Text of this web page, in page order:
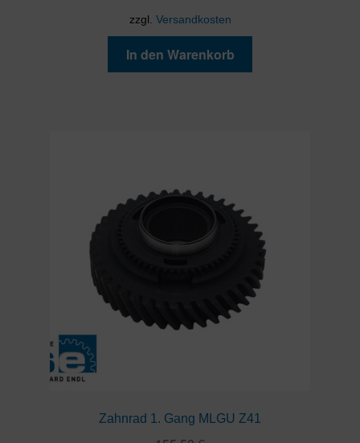
zzgl. Versandkosten
In den Warenkorb
Zahnrad 1. Gang MLGU Z41